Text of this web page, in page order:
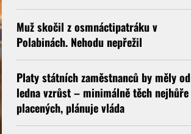
Muž skočil z osmnáctipatráku v
Polabinách. Nehodu nepřežil
Platy státních zaměstnanců by měly od
ledna vzrůst – minimálně těch nejhůře
placených, plánuje vláda